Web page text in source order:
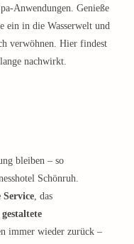
Anwendungen. Genieße
ein in die Wasserwelt und
verwöhnen. Hier findest
nachwirkt.
bleiben – so
Schönruh.
Service, das
immer wieder zurück –